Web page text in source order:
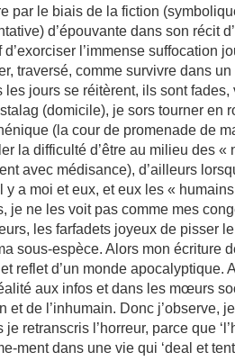
par le biais de la fiction
d’épouvante dans son récit
d’exorciser l’immense suffocation
traversé, comme survivre dans
les jours se réitèrent, ils sont
(domicile), je sors tourner en
(la cour de promenade de
la difficulté d’être au milieu des «
avec médisance), d’ailleurs
y a moi et eux, et eux les «
je ne les voit pas comme mes
les farfadets joyeux de pisser
sous-espèce. Alors mon écriture
reflet d’un monde apocalyptique.
aux infos et dans les mœurs
et de l’inhumain. Donc j’observe,
je retranscris l’horreur, parce que
ment dans une vie qui ‘deal et